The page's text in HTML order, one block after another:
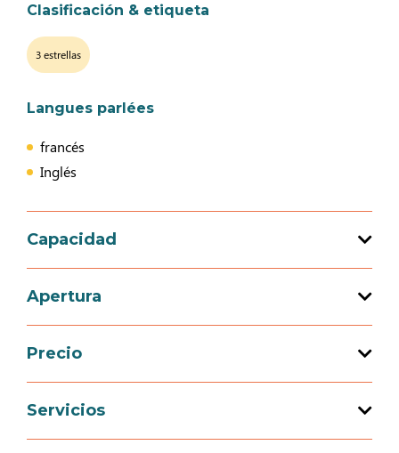
Clasificación & etiqueta
3 estrellas
Langues parlées
francés
Inglés
Capacidad
Capacidad de acogida total : 6 persona(s)
Apertura
Apertura del 30 enero 2026 al 20 diciembre
2026
Precio
Servicios